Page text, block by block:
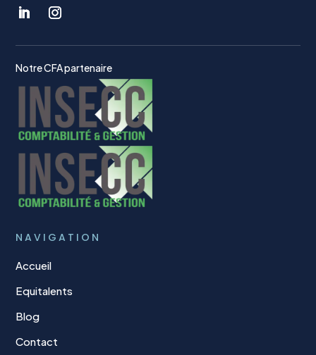
Notre CFA partenaire
NAVIGATION
Accueil
Equitalents
Blog
Contact